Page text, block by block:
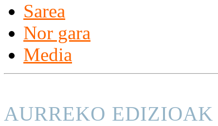
Sarea
Nor gara
Media
AURREKO EDIZIOAK